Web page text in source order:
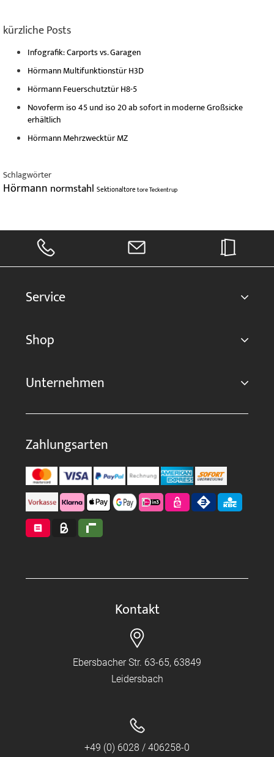
kürzliche Posts
Infografik: Carports vs. Garagen
Hörmann Multifunktionstür H3D
Hörmann Feuerschutztür H8-5
Novoferm iso 45 und iso 20 ab sofort in moderne Großsicke
erhältlich
Hörmann Mehrzwecktür MZ
Schlagwörter
Hörmann normstahl SektionaltoretoreTeckentrup
Service
Shop
Unternehmen
Zahlungsarten
Kontakt
Ebersbacher Str. 63-65, 63849
Leidersbach
+49 (0) 6028 / 406258-0